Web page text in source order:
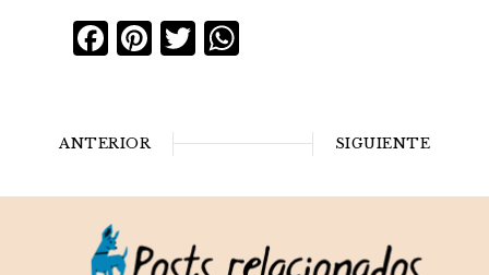
Facebook
Pinterest
Twitter
WhatsApp
ANTERIOR SIGUIENTE